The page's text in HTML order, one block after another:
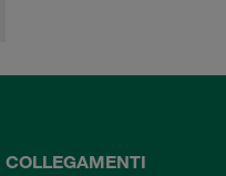
COLLEGAMENTI